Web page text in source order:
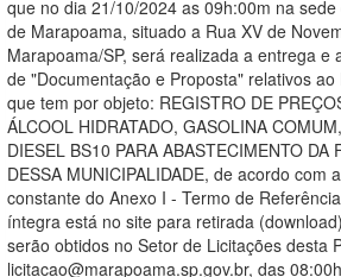
que no dia 21/10/2024 as 09h:00m na
de Marapoama, situado a Rua XV de
Marapoama/SP, será realizada a entrega e
de "Documentação e Proposta" relativos
que tem por objeto: REGISTRO DE
ÁLCOOL HIDRATADO, GASOLINA
DIESEL BS10 PARA ABASTECIMENTO DA
DESSA MUNICIPALIDADE, de acordo com
constante do Anexo I - Termo de
íntegra está no site para retirada
serão obtidos no Setor de Licitações desta
licitacao@marapoama.sp.gov.br, das